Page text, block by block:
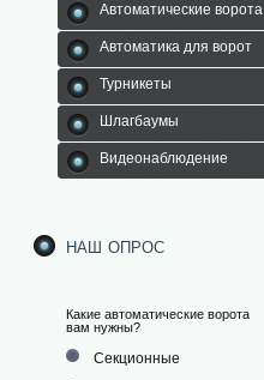
Автоматические ворота
Автоматика для ворот
Турникеты
Шлагбаумы
Видеонаблюдение
наш опрос
Какие автоматические ворота
вам нужны?
Секционные